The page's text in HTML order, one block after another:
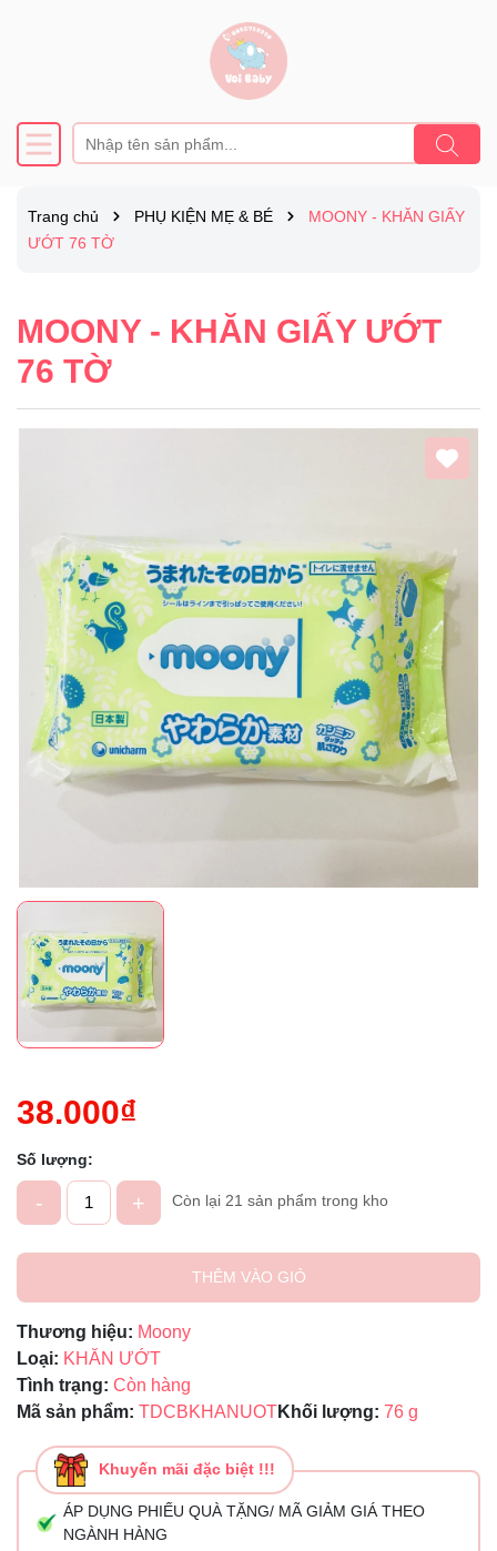
Trang chủ PHỤ KIỆN MẸ & BÉ
MOONY - KHĂN GIẤY
ƯỚT 76 TỜ
MOONY - KHĂN GIẤY ƯỚT
76 TỜ
38.000₫
Số lượng:
- + Còn lại 21 sản phẩm trong kho
THÊM VÀO GIỎ
Thương hiệu: Moony
Loại: KHĂN ƯỚT
Tình trạng: Còn hàng
Mã sản phẩm: TDCBKHANUOTKhối lượng: 76 g
Khuyến mãi đặc biệt !!!
ÁP DỤNG PHIẾU QUÀ TẶNG/ MÃ GIẢM GIÁ THEO
NGÀNH HÀNG
Mã giảm giá: